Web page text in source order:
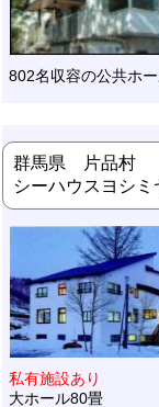
802名収容の公共ホ
群馬県 片品村
シーハウスヨシミ
私有施設あり
大ホール80畳